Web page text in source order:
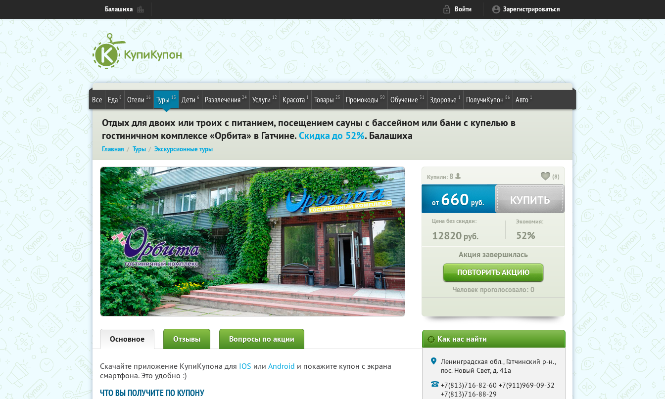
Балашиха Войти Зарегистрироваться
Все Еда 8 Отели 16 Туры 13 Дети 6 Развлечения 24 Услуги 12 Красота 1 Товары 25 Промокоды 50 Обучение 31 Здоровье 1 ПолучиКупон 86 Авто 1
Отдых для двоих или троих с питанием, посещением сауны с бассейном или бани с купелью в
гостиничном комплексе «Орбита» в Гатчине.Скидка до 52%. Балашиха
Главная Туры Экскурсионные туры
Купили: 8 (8)
от660руб. КУПИТЬ
Цена без скидки:
12820 руб.
Экономия:
52%
Акция завершилась
ПОВТОРИТЬ АКЦИЮ
Человек проголосовало: 0
Основное Отзывы Вопросы по акции
Скачайте приложение КупиКупона для IOS или Android и покажите купон с экрана
смартфона. Это удобно :)
ЧТО ВЫ ПОЛУЧИТЕ ПО КУПОНУ
Как нас найти
Ленинградская обл., Гатчинский р-н.,
пос. Новый Свет, д. 41а
+7(813)716-82-60 +7(911)969-09-32
+7(813)716-88-29